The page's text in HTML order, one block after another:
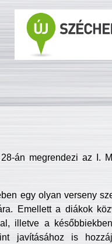
án megrendezi az I.
egy olyan verseny
Emellett a diákok
illetve a
javításához is